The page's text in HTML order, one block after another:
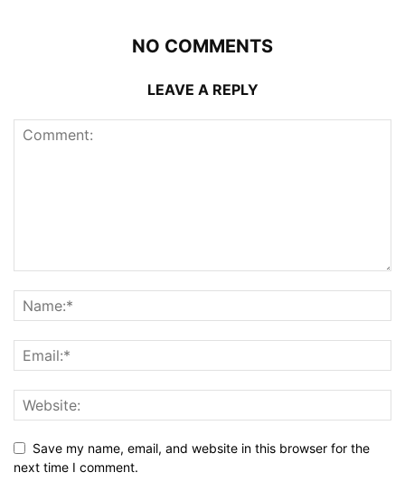
NO COMMENTS
LEAVE A REPLY
Save my name, email, and website in this browser for the
next time I comment.